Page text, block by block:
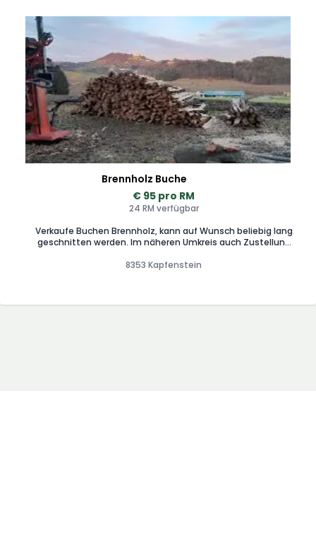
Brennholz Buche
€ 95 pro RM
24 RM verfügbar
Verkaufe Buchen Brennholz, kann auf Wunsch beliebig lang
geschnitten werden. Im näheren Umkreis auch Zustellung
8353 Kapfenstein